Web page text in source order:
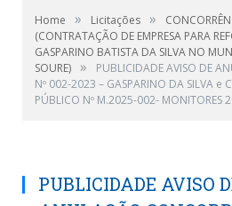
Home » Licitações »
(CONTRATAÇÃO DE EMPRESA PARA
GASPARINO BATISTA DA SILVA NO
SOURE) »
PUBLICIDADE AVISO DE
Nº 002-2023 – GASPARINO DA SILVA e
PÚBLICO Nº M.2025-002- MONITORES
PUBLICIDADE AVISO